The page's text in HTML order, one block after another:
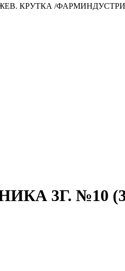
КРУТКА /
3Г. №10